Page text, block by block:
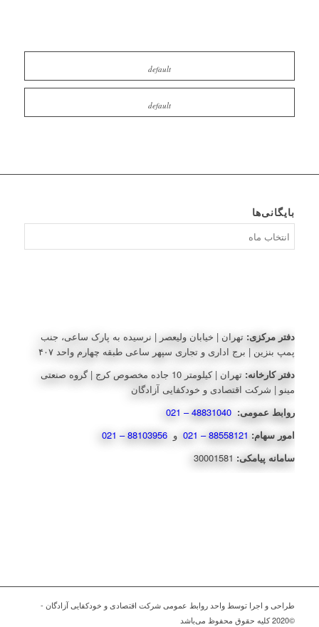
default
default
بایگانی‌ها
دفتر مرکزی: تهران | خیابان ولیعصر | نرسیده به پارک ساعی، جنب
پمپ بنزین | برج اداری و تجاری سپهر ساعی طبقه چهارم واحد ۴۰۷
دفتر کارخانه:
تهران | کیلومتر 10 جاده مخصوص کرج | گروه صنعتی
مینو | شرکت اقتصادی و خودکفایی آزادگان
روابط عمومی:
امور سهام: 88558121 – 021 و
سامانه پیامکی:
طراحی و اجرا توسط واحد روابط عمومی شرکت اقتصادی و خودکفایی آزادگان -
©2020 کلیه حقوق محفوظ می‌باشد